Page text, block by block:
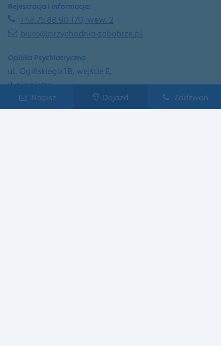
Napisz Dojazd Zadzwoń
Rejestracja i informacja:
+48 75 88 90 170, wew. 2
biuro@przychodnia-zabobrze.pl
Opieka Psychiatryczna
ul. Ogińskiego 1B, wejście E,
II-gie piętro
58-506 Jelenia Góra